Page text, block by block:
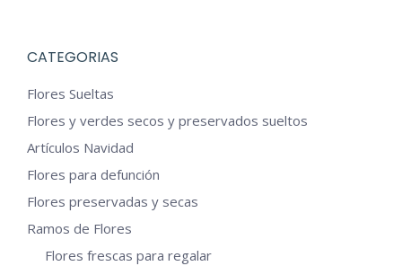
producto
opciones
CATEGORIAS
Flores Sueltas
Flores y verdes secos y preservados sueltos
Artículos Navidad
Flores para defunción
Flores preservadas y secas
Ramos de Flores
Flores frescas para regalar